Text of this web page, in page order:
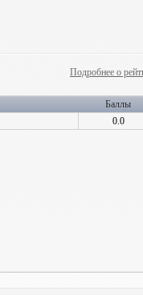
Подробнее о
Баллы
0.0